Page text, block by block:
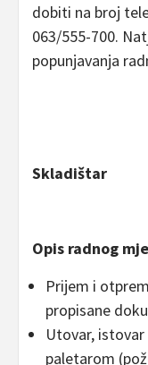
dobiti na broj
063/555-700.
popunjavanja
Skladištar
Opis radnog
Prijem i
propisane
Utovar,
paletarom